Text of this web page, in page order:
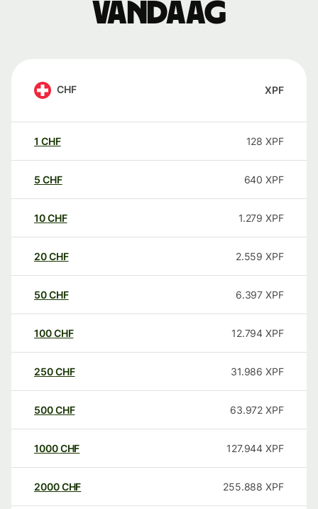
vandaag
CHF XPF
1 CHF 128 XPF
5 CHF 640 XPF
10CHF 1.279 XPF
20CHF 2.559 XPF
50CHF 6.397 XPF
100CHF 12.794 XPF
250CHF 31.986 XPF
500CHF 63.972 XPF
1000CHF 127.944 XPF
2000CHF 255.888 XPF